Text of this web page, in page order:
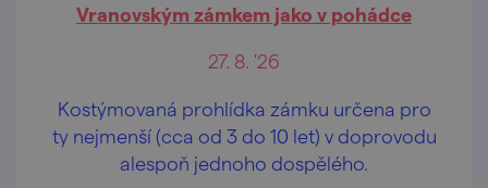
Vranovským zámkem jako v pohádce
27. 8. '26
Kostýmovaná prohlídka zámku určena pro
ty nejmenší (cca od 3 do 10 let) v doprovodu
alespoň jednoho dospělého.